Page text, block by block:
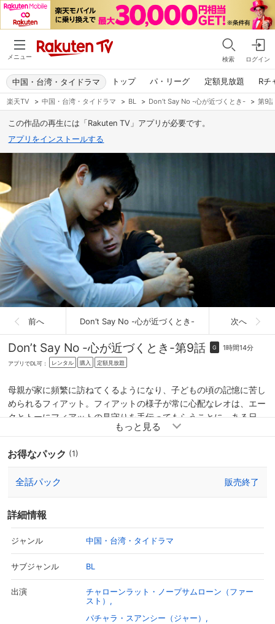
メニュー 検索 ログイン
トップ パ・リーグ 定額見放題 Rチ
中国・台湾・タイドラマ
楽天TV > 中国・台湾・タイドラマ > BL > Don’t Say No -心が近づくとき- > 第9
この作品の再生には「Rakuten TV」アプリが必要です。
アプリをインストールする
前へ Don’t Say No -心が近づくとき- 次へ
Don’t Say No -心が近づくとき-第9話 G 1時間14分
アプリでDL可： レンタル 購入 定額見放題
母親が家に頻繁に訪ねてくるようになり、子どもの頃の記憶に苦し
められるフィアット。フィアットの様子が常に心配なレオは、エー
クとトーにフィアットの見守りを手伝ってもらうことに。ある日、
トーが見守りを手伝いに来ていたところにナームから連絡が入り、
忘れてしまう。一方、ポップパーンから家に来てほしいと連絡が来
お得なパック (1)
全話パック 販売終了
詳細情報
ジャンル 中国・台湾・タイドラマ
サブジャンル BL
出演
チャローンラット・ノープサムローン（ファー
スト）
パチャラ・スアンシー（ジャー）